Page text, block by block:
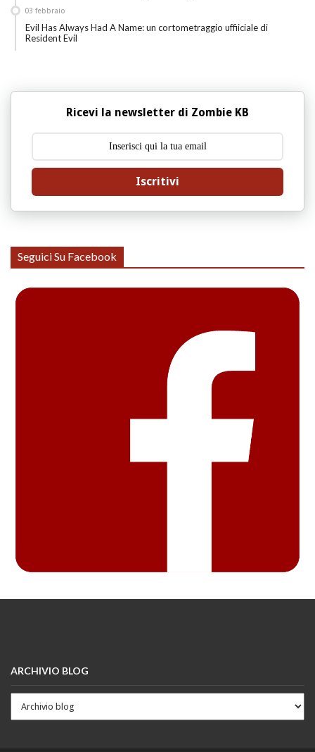
Evil Has Always Had A Name: un cortometraggio uffiiciale di
Resident Evil
03 febbraio
Ricevi la newsletter di Zombie KB
Iscritivi
Seguici Su Facebook
ARCHIVIO BLOG